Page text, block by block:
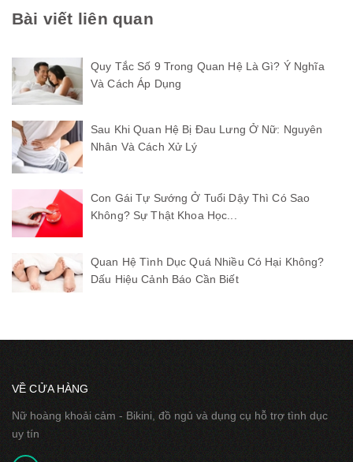
Bài viết liên quan
Quy Tắc Số 9 Trong Quan Hệ Là Gì? Ý Nghĩa
Và Cách Áp Dụng
Sau Khi Quan Hệ Bị Đau Lưng Ở Nữ: Nguyên
Nhân Và Cách Xử Lý
Con Gái Tự Sướng Ở Tuổi Dậy Thì Có Sao
Không? Sự Thật Khoa Học...
Quan Hệ Tình Dục Quá Nhiều Có Hại Không?
Dấu Hiệu Cảnh Báo Cần Biết
VỀ CỬA HÀNG
Nữ hoàng khoải cảm - Bikini, đồ ngủ và dụng cụ hỗ trợ tình dục
uy tín